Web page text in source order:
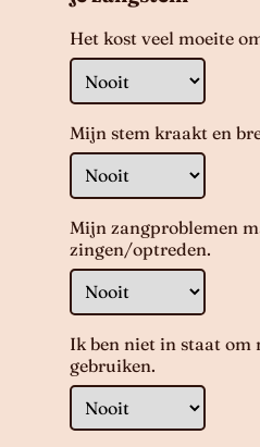
Het kost veel moeite
Mijn stem kraakt en
Mijn zangproblemen
zingen/optreden.
Ik ben niet in staat om
gebruiken.